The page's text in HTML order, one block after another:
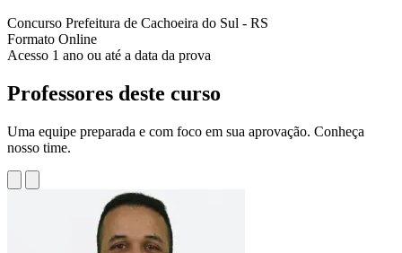
Concurso Prefeitura de Cachoeira do Sul - RS
Formato Online
Acesso 1 ano ou até a data da prova
Professores deste curso
Uma equipe preparada e com foco em sua aprovação. Conheça
nosso time.